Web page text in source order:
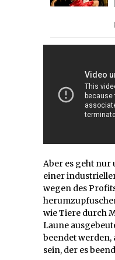
Aber es geht nur
einer
wegen des
wie Tiere durch
Laune
beendet
sein, der es